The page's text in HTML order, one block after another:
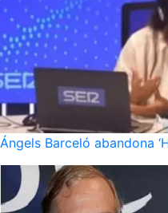
Ángels Barceló abandona